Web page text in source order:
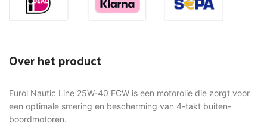
Over het product
Eurol Nautic Line 25W-40 FCW is een motorolie die zorgt voor
een optimale smering en bescherming van 4-takt buiten-
boordmotoren.